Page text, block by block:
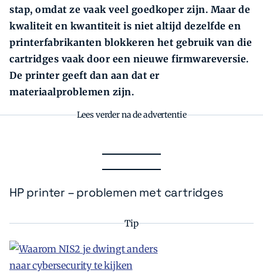
stap, omdat ze vaak veel goedkoper zijn. Maar de
kwaliteit en kwantiteit is niet altijd dezelfde en
printerfabrikanten blokkeren het gebruik van die
cartridges vaak door een nieuwe firmwareversie.
De printer geeft dan aan dat er
materiaalproblemen zijn.
Lees verder na de advertentie
HP printer – problemen met cartridges
Tip